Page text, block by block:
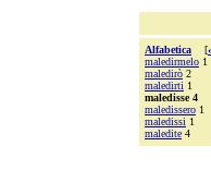
Alfabetica [
maledirmelo 1
maledirò 2
maledirti 1
maledisse 4
maledissero 1
maledissi 1
maledite 4